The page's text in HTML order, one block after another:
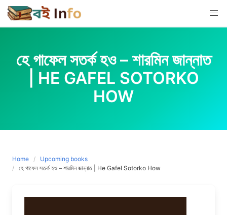
Skip
to
content
হে গাফেল সতর্ক হও – শারমিন জান্নাত
| HE GAFEL SOTORKO
HOW
Home
Upcoming books
হে গাফেল সতর্ক হও – শারমিন জান্নাত | He Gafel Sotorko How